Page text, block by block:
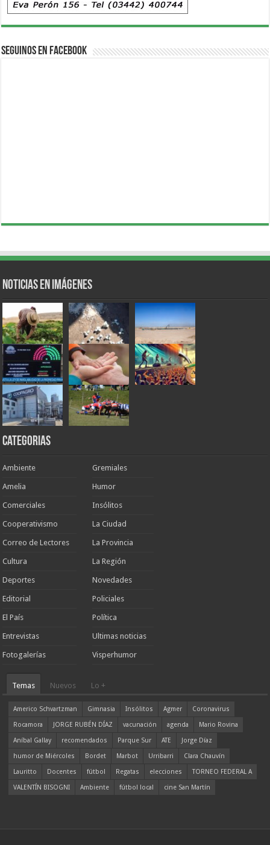
Seguinos en Facebook
Noticias en Imágenes
Categorias
Ambiente
Amelia
Comerciales
Cooperativismo
Correo de Lectores
Cultura
Deportes
Editorial
El País
Entrevistas
Fotogalerías
Gremiales
Humor
Insólitos
La Ciudad
La Provincia
La Región
Novedades
Policiales
Política
Ultimas noticias
Visperhumor
Temas Nuevos Lo +
Americo Schvartzman Gimnasia Insólitos Agmer
Coronavirus
Rocamora
JORGE RUBÉN DÍAZ vacunación agenda
Mario Rovina
Aníbal Gallay
recomendados Parque Sur ATE
Jorge Díaz
humor de Miércoles
Bordet Marbot Urribarri
Clara Chauvín
Lauritto
Docentes fútbol Regatas elecciones
TORNEO FEDERAL A
VALENTÍN BISOGNI
Ambiente fútbol local cine San Martín